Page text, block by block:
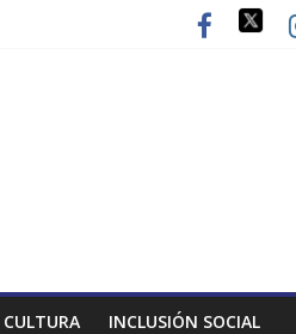
CULTURA INCLUSIÓN SOCIAL